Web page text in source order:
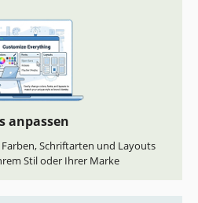
anpassen
Schriftarten und Layouts
Stil oder Ihrer Marke